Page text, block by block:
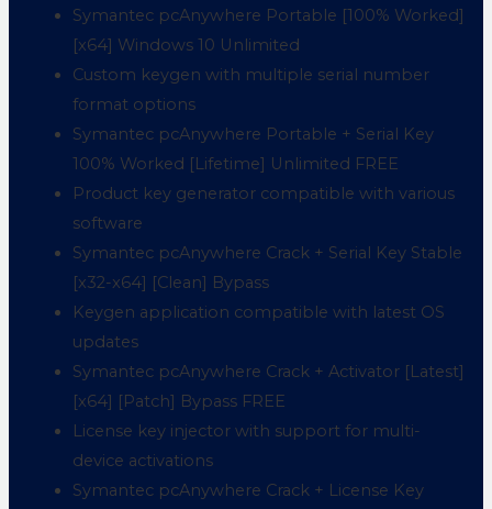
Symantec pcAnywhere Portable [100% Worked]
[x64] Windows 10 Unlimited
Custom keygen with multiple serial number
format options
Symantec pcAnywhere Portable + Serial Key
100% Worked [Lifetime] Unlimited FREE
Product key generator compatible with various
software
Symantec pcAnywhere Crack + Serial Key Stable
[x32-x64] [Clean] Bypass
Keygen application compatible with latest OS
updates
Symantec pcAnywhere Crack + Activator [Latest]
[x64] [Patch] Bypass FREE
License key injector with support for multi-
device activations
Symantec pcAnywhere Crack + License Key